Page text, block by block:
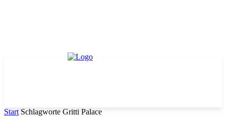
Start Schlagworte Gritti Palace